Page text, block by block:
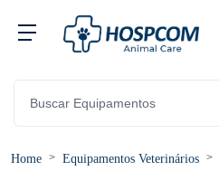
Home Equipamentos Veterinários